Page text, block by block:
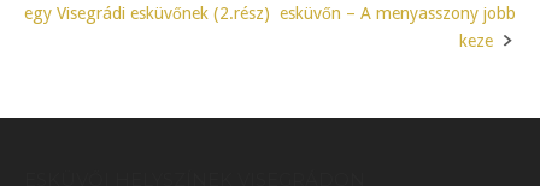
egy Visegrádi esküvőnek (2.rész) esküvőn – A menyasszony jobb
keze